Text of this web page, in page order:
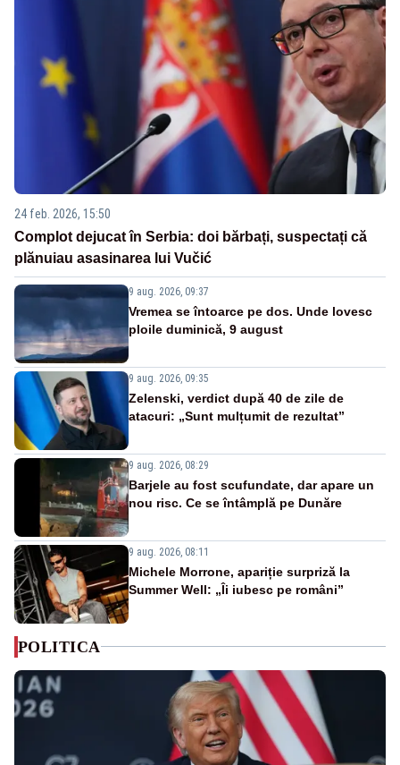
24 feb. 2026, 15:50
Complot dejucat în Serbia: doi bărbați, suspectați că
plănuiau asasinarea lui Vučić
9 aug. 2026, 09:37
Vremea se întoarce pe dos. Unde lovesc
ploile duminică, 9 august
9 aug. 2026, 09:35
Zelenski, verdict după 40 de zile de
atacuri: „Sunt mulțumit de rezultat”
9 aug. 2026, 08:29
Barjele au fost scufundate, dar apare un
nou risc. Ce se întâmplă pe Dunăre
9 aug. 2026, 08:11
Michele Morrone, apariție surpriză la
Summer Well: „Îi iubesc pe români”
POLITICA